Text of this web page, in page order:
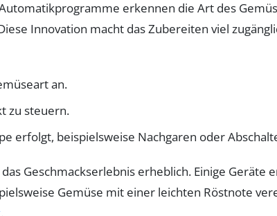
erkennen die Art des
Innovation macht das Zubereiten viel
an.
zu steuern.
erfolgt, beispielsweise Nachgaren oder
Geschmackserlebnis erheblich. Einige Geräte
Gemüse mit einer leichten Röstnote